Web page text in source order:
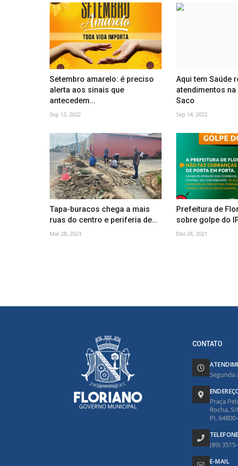
Setembro amarelo: é preciso
alerta aos sinais que
antecedem...
Sep 12, 2022
Aqui tem Saúde
atendimentos
Saco
Sep 14, 2022
Tapa-buracos chega a mais
ruas do centro e periferia de...
Mar 28, 2023
Prefeitura de
sobre golpe do
Dez 28, 2021
CONTATO
Segunda
Praça
Rocha,
PI,
TELEFONE
(89)
E-MAIL